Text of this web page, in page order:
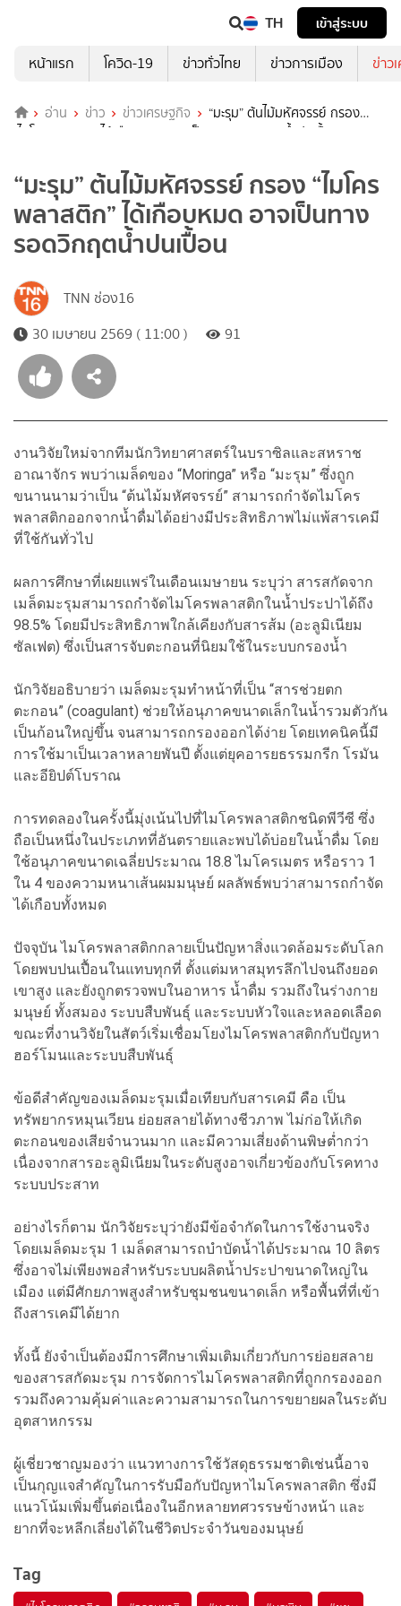
TH
เข้าสู่ระบบ
หน้าแรก
โควิด-19 ข่าวทั่วไทย ข่าวการเมือง ข่าว
อ่าน ข่าว ข่าวเศรษฐกิจ
“มะรุม” ต้นไม้มหัศจรรย์ กรอง
“ไมโครพลาสติก” ได้เกือบหมด อาจเป็นทางรอดวิกฤตน้ำปนเปื้อน
“มะรุม” ต้นไม้มหัศจรรย์ กรอง “ไมโคร
พลาสติก” ได้เกือบหมด อาจเป็นทาง
รอดวิกฤตน้ำปนเปื้อน
TNN ช่อง16
30 เมษายน 2569 ( 11:00 )
91
งานวิจัยใหม่จากทีมนักวิทยาศาสตร์ในบราซิลและสหราช
อาณาจักร พบว่าเมล็ดของ “Moringa” หรือ “มะรุม” ซึ่งถูก
ขนานนามว่าเป็น “ต้นไม้มหัศจรรย์” สามารถกำจัดไมโคร
พลาสติกออกจากน้ำดื่มได้อย่างมีประสิทธิภาพไม่แพ้สารเคมี
ที่ใช้กันทั่วไป
ผลการศึกษาที่เผยแพร่ในเดือนเมษายน ระบุว่า สารสกัดจาก
เมล็ดมะรุมสามารถกำจัดไมโครพลาสติกในน้ำประปาได้ถึง
98.5% โดยมีประสิทธิภาพใกล้เคียงกับสารส้ม (อะลูมิเนียม
ซัลเฟต) ซึ่งเป็นสารจับตะกอนที่นิยมใช้ในระบบกรองน้ำ
นักวิจัยอธิบายว่า เมล็ดมะรุมทำหน้าที่เป็น “สารช่วยตก
ตะกอน” (coagulant) ช่วยให้อนุภาคขนาดเล็กในน้ำรวมตัวกัน
เป็นก้อนใหญ่ขึ้น จนสามารถกรองออกได้ง่าย โดยเทคนิคนี้มี
การใช้มาเป็นเวลาหลายพันปี ตั้งแต่ยุคอารยธรรมกรีก โรมัน
และอียิปต์โบราณ
การทดลองในครั้งนี้มุ่งเน้นไปที่ไมโครพลาสติกชนิดพีวีซี ซึ่ง
ถือเป็นหนึ่งในประเภทที่อันตรายและพบได้บ่อยในน้ำดื่ม โดย
ใช้อนุภาคขนาดเฉลี่ยประมาณ 18.8 ไมโครเมตร หรือราว 1
ใน 4 ของความหนาเส้นผมมนุษย์ ผลลัพธ์พบว่าสามารถกำจัด
ได้เกือบทั้งหมด
ปัจจุบัน ไมโครพลาสติกกลายเป็นปัญหาสิ่งแวดล้อมระดับโลก
โดยพบปนเปื้อนในแทบทุกที่ ตั้งแต่มหาสมุทรลึกไปจนถึงยอด
เขาสูง และยังถูกตรวจพบในอาหาร น้ำดื่ม รวมถึงในร่างกาย
มนุษย์ ทั้งสมอง ระบบสืบพันธุ์ และระบบหัวใจและหลอดเลือด
ขณะที่งานวิจัยในสัตว์เริ่มเชื่อมโยงไมโครพลาสติกกับปัญหา
ฮอร์โมนและระบบสืบพันธุ์
ข้อดีสำคัญของเมล็ดมะรุมเมื่อเทียบกับสารเคมี คือ เป็น
ทรัพยากรหมุนเวียน ย่อยสลายได้ทางชีวภาพ ไม่ก่อให้เกิด
ตะกอนของเสียจำนวนมาก และมีความเสี่ยงด้านพิษต่ำกว่า
เนื่องจากสารอะลูมิเนียมในระดับสูงอาจเกี่ยวข้องกับโรคทาง
ระบบประสาท
อย่างไรก็ตาม นักวิจัยระบุว่ายังมีข้อจำกัดในการใช้งานจริง
โดยเมล็ดมะรุม 1 เมล็ดสามารถบำบัดน้ำได้ประมาณ 10 ลิตร
ซึ่งอาจไม่เพียงพอสำหรับระบบผลิตน้ำประปาขนาดใหญ่ใน
เมือง แต่มีศักยภาพสูงสำหรับชุมชนขนาดเล็ก หรือพื้นที่ที่เข้า
ถึงสารเคมีได้ยาก
ทั้งนี้ ยังจำเป็นต้องมีการศึกษาเพิ่มเติมเกี่ยวกับการย่อยสลาย
ของสารสกัดมะรุม การจัดการไมโครพลาสติกที่ถูกกรองออก
รวมถึงความคุ้มค่าและความสามารถในการขยายผลในระดับ
อุตสาหกรรม
ผู้เชี่ยวชาญมองว่า แนวทางการใช้วัสดุธรรมชาติเช่นนี้อาจ
เป็นกุญแจสำคัญในการรับมือกับปัญหาไมโครพลาสติก ซึ่งมี
แนวโน้มเพิ่มขึ้นต่อเนื่องในอีกหลายทศวรรษข้างหน้า และ
ยากที่จะหลีกเลี่ยงได้ในชีวิตประจำวันของมนุษย์
Tag